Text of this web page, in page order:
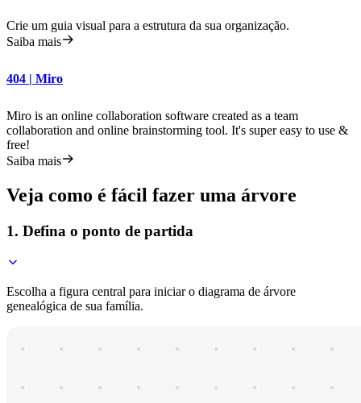
Crie um guia visual para a estrutura da sua organização.
Saiba mais
404 | Miro
Miro is an online collaboration software created as a team
collaboration and online brainstorming tool. It's super easy to use &
free!
Saiba mais
Veja como é fácil fazer uma árvore
1. Defina o ponto de partida
Escolha a figura central para iniciar o diagrama de árvore
genealógica de sua família.